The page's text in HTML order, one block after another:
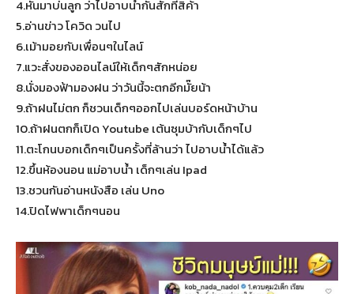
4.หันมาบ่นลูก ว่าไปอาบน้ำกันสักทีสิค้า
5.อ่านข่าว โควิด วนไป
6.เม้ามอยกับเพื่อนๆในไลน์
7.แวะสั่งของออนไลน์ให้เด็กๆสักหน่อย
8.นั่งมองฟ้ามองฝน ว่าวันนี้จะตกอีกมั๊ยน้า
9.ถ้าฝนไม่ตก ก็ชวนเด็กๆออกไปเล่นบอร์ดหน้าบ้าน
10.ถ้าฝนตกก็เปิด Youtube เต้นซุมบ้ากับเด็กๆไป
11.ตะโกนบอกเด็กๆเป็นครั้งที่ล้านว่า ไปอาบน้ำได้แล้ว
12.ขึ้นห้องนอน แม่อาบน้ำ เด็กๆเล่น Ipad
13.ชวนกันอ่านหนังสือ เล่น Uno
14.ปิดไฟพาเด็กๆนอน